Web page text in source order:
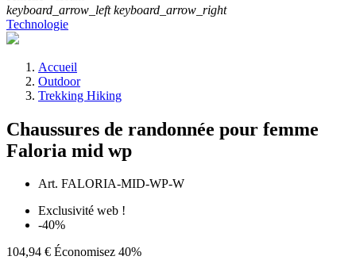
keyboard_arrow_left keyboard_arrow_right
Technologie
Accueil
Outdoor
Trekking Hiking
Chaussures de randonnée pour femme
Faloria mid wp
Art. FALORIA-MID-WP-W
Exclusivité web !
-40%
104,94 € Économisez 40%